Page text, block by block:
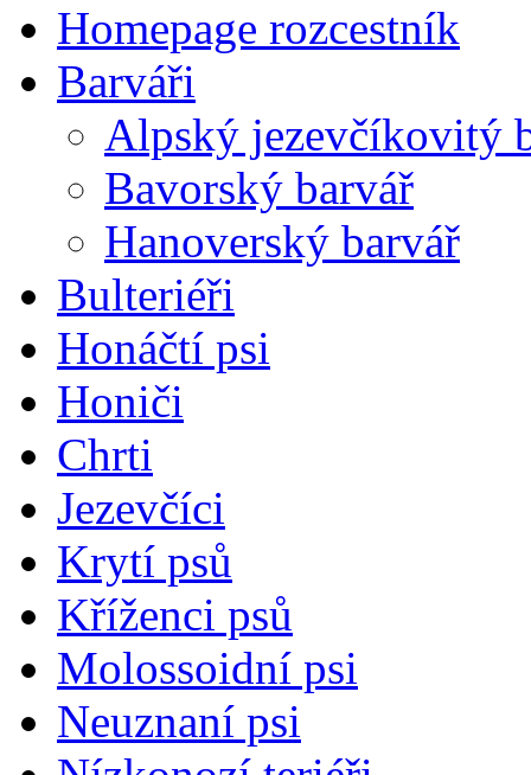
Homepage rozcestník
Barváři
Alpský jezevčíkovitý
Bavorský barvář
Hanoverský barvář
Bulteriéři
Honáčtí psi
Honiči
Chrti
Jezevčíci
Krytí psů
Kříženci psů
Molossoidní psi
Neuznaní psi